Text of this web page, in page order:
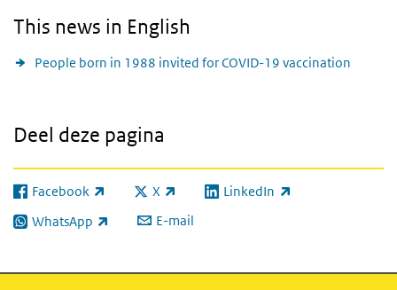
This news in English
People born in 1988 invited for COVID-19 vaccination
Deel deze pagina
Facebook
(externe link) X
(externe link) LinkedIn
(externe link)
WhatsApp
(externe link) E-mail